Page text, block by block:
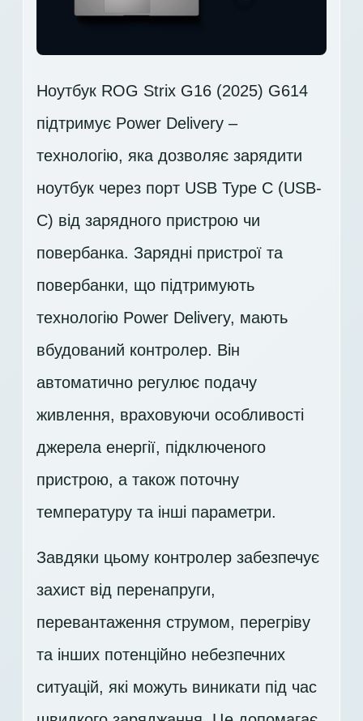
Ноутбук ROG Strix G16 (2025) G614
підтримує Power Delivery –
технологію, яка дозволяє зарядити
ноутбук через порт USB Type C (USB-
C) від зарядного пристрою чи
повербанка. Зарядні пристрої та
повербанки, що підтримують
технологію Power Delivery, мають
вбудований контролер. Він
автоматично регулює подачу
живлення, враховуючи особливості
джерела енергії, підключеного
пристрою, а також поточну
температуру та інші параметри.
Завдяки цьому контролер забезпечує
захист від перенапруги,
перевантаження струмом, перегріву
та інших потенційно небезпечних
ситуацій, які можуть виникати під час